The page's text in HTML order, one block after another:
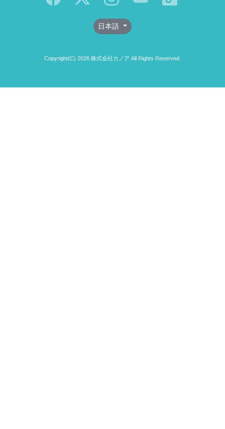
日本語
Copyright(C) 2026 株式会社カノア All Rights Reserved.